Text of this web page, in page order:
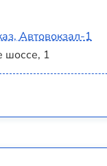
Автовокзал-1
шоссе, 1